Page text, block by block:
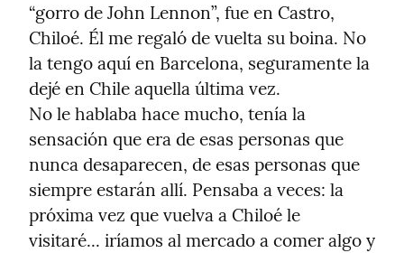
“gorro de John Lennon”, fue en Castro,
Chiloé. Él me regaló de vuelta su boina. No
la tengo aquí en Barcelona, seguramente la
dejé en Chile aquella última vez.
No le hablaba hace mucho, tenía la
sensación que era de esas personas que
nunca desaparecen, de esas personas que
siempre estarán allí. Pensaba a veces: la
próxima vez que vuelva a Chiloé le
visitaré... iríamos al mercado a comer algo y